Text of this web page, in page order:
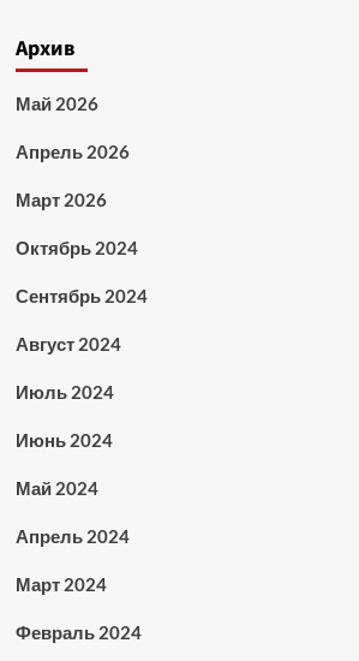
Архив
Май 2026
Апрель 2026
Март 2026
Октябрь 2024
Сентябрь 2024
Август 2024
Июль 2024
Июнь 2024
Май 2024
Апрель 2024
Март 2024
Февраль 2024